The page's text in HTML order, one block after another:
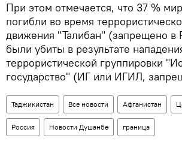
При этом отмечается, что 37 %
погибли во время
движения "Талибан" (запрещено в
были убиты в результате
террористической группировки
государство" (ИГ или ИГИЛ,
Таджикистан Все новости Афганистан
Россия Новости Душанбе граница